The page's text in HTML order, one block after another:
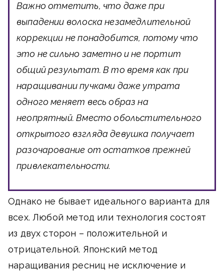
Важно отметить, что даже при
выпадении волоска незамедлительной
коррекции не понадобится, потому что
это не сильно заметно и не портит
общий результат. В то время как при
наращивании пучками даже утрата
одного меняет весь образ на
неопрятный. Вместо обольстительного
открытого взгляда девушка получает
разочарование от остатков прежней
привлекательности.
Однако не бывает идеального варианта для
всех. Любой метод или технология состоят
из двух сторон – положительной и
отрицательной. Японский метод
наращивания ресниц не исключение и